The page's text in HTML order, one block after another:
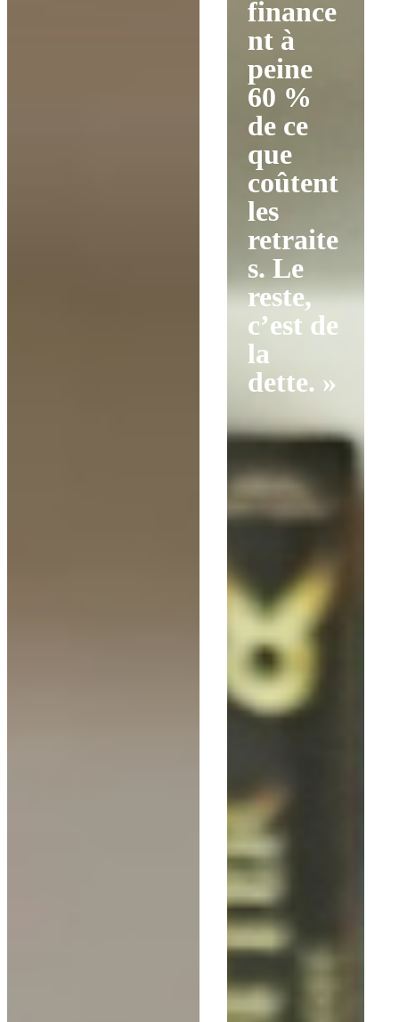
finance
nt à
peine
60 %
de ce
que
coûtent
les
retraite
s. Le
reste,
c’est de
la
dette. »